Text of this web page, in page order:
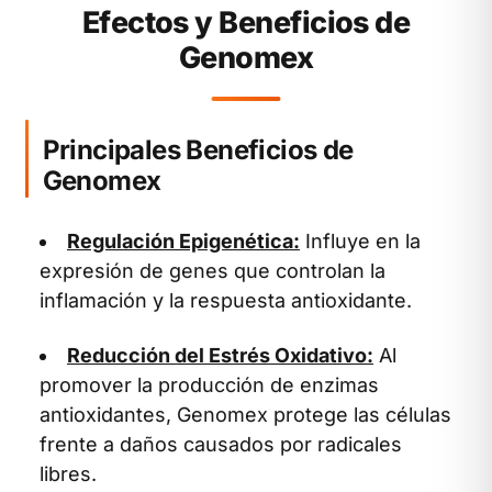
Efectos y Beneficios de
Genomex
Principales Beneficios de
Genomex
Regulación Epigenética: Influye en la
expresión de genes que controlan la
inflamación y la respuesta antioxidante.
Reducción del Estrés Oxidativo: Al
promover la producción de enzimas
antioxidantes, Genomex protege las células
frente a daños causados por radicales
libres.